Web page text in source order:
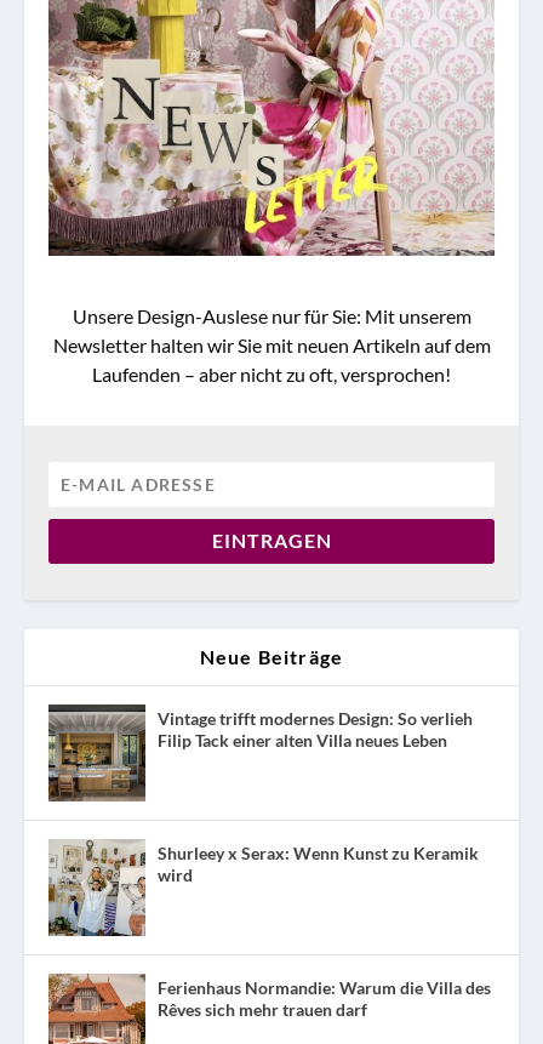
Unsere Design-Auslese nur für Sie: Mit unserem
Newsletter halten wir Sie mit neuen Artikeln auf dem
Laufenden – aber nicht zu oft, versprochen!
EINTRAGEN
Neue Beiträge
Vintage trifft modernes Design: So verlieh
Filip Tack einer alten Villa neues Leben
Shurleey x Serax: Wenn Kunst zu Keramik
wird
Ferienhaus Normandie: Warum die Villa des
Rêves sich mehr trauen darf